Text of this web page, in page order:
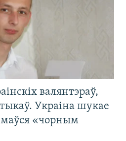
валянтэраў,
Украіна шукае
«чорным